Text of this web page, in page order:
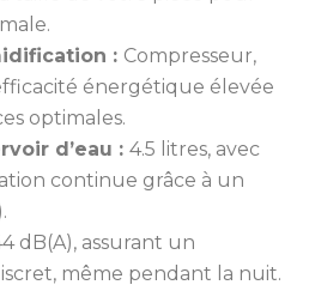
: Compresseur,
énergétique élevée
optimales.
d’eau : 4.5 litres, avec
continue grâce à un
dB(A), assurant un
même pendant la nuit.